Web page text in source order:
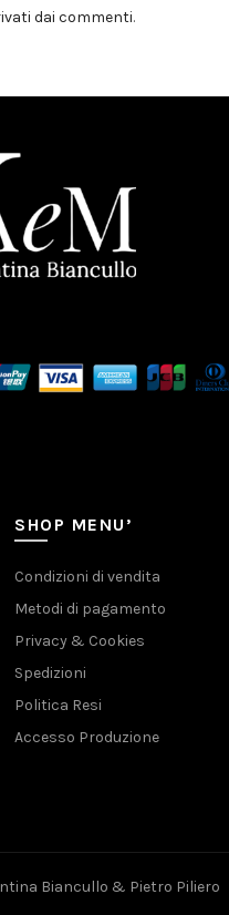
dai commenti.
SHOP MENU’
Condizioni di vendita
Metodi di pagamento
Privacy & Cookies
Spedizioni
Politica Resi
Accesso Produzione
Biancullo & Pietro Piliero